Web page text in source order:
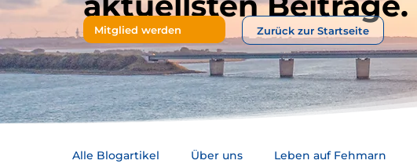
Mitglied werden Zurück zur Startseite
Alle Blogartikel Über uns Leben auf Fehmarn